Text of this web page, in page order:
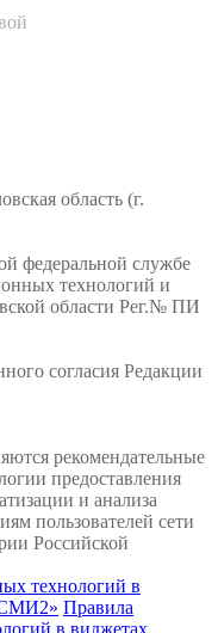
область (г.
федеральной службе
технологий и
области Рег.№ ПИ
согласия Редакции
рекомендательные
предоставления
и анализа
пользователей сети
Российской
технологий в
Правила
в виджетах